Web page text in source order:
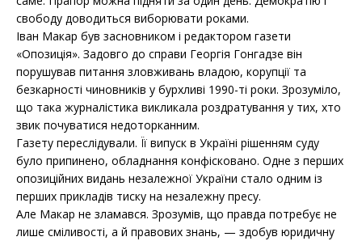
свободу доводиться виборювати роками.
Іван Макар був засновником і редактором газети
«Опозиція». Задовго до справи Георгія Гонгадзе він
порушував питання зловживань владою, корупції та
безкарності чиновників у бурхливі 1990-ті роки. Зрозуміло,
що така журналістика викликала роздратування у тих, хто
звик почуватися недоторканним.
Газету переслідували. Її випуск в Україні рішенням суду
було припинено, обладнання конфісковано. Одне з перших
опозиційних видань незалежної України стало одним із
перших прикладів тиску на незалежну пресу.
Але Макар не зламався. Зрозумів, що правда потребує не
лише сміливості, а й правових знань, — здобув юридичну